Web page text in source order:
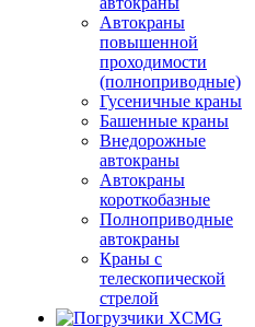
Автокраны
повышенной
проходимости
(полноприводные)
Гусеничные краны
Башенные краны
Внедорожные
автокраны
Автокраны
короткобазные
Полноприводные
автокраны
Краны с
телескопической
стрелой